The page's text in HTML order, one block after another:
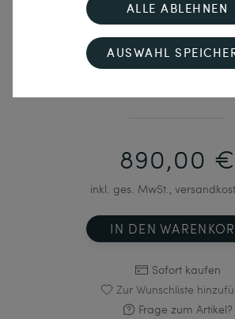
Lachsrot
890,00 €
inkl. ges. MwSt.,
IN DEN
Sofort kaufen
Zur Wunschliste
Frage zum Artikel?
ALLE ABLEHNEN
AUSWAHL